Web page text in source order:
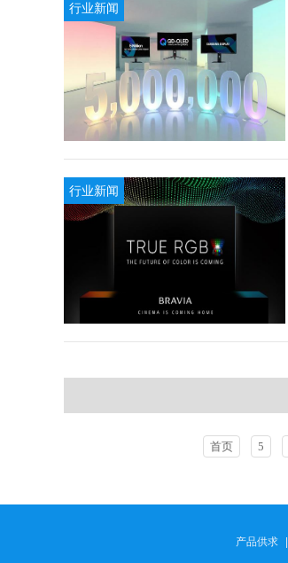
行业新闻
行业新闻
首页 5
产品供求